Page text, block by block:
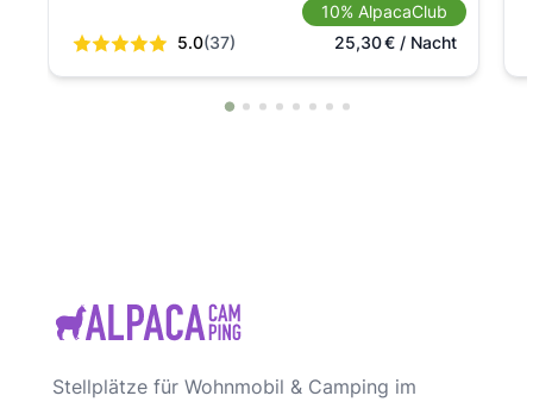
5.0(37)
10% AlpacaClub
25,30€/ Nacht
Stellplätze für Wohnmobil & Camping im